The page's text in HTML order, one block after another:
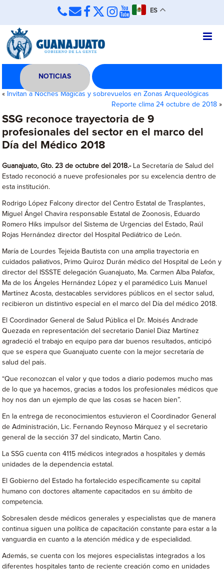
ES
NOTICIAS
« Invitan a Noches Mágicas y sobrevuelos en Zonas Arqueológicas
Reporte clima 24 octubre de 2018»
SSG reconoce trayectoria de 9
profesionales del sector en el marco del
Día del Médico 2018
Guanajuato, Gto. 23 de octubre del 2018.- La Secretaría de Salud del
Estado reconoció a nueve profesionales por su excelencia dentro de
esta institución.
Rodrigo López Falcony director del Centro Estatal de Trasplantes,
Miguel Ángel Chavira responsable Estatal de Zoonosis, Eduardo
Romero Hiks impulsor del Sistema de Urgencias del Estado, Raúl
Rojas Hernández director del Hospital Pediátrico de León.
María de Lourdes Tejeida Bautista con una amplia trayectoria en
cuidados paliativos, Primo Quiroz Durán médico del Hospital de León y
director del ISSSTE delegación Guanajuato, Ma. Carmen Alba Palafox,
Ma de los Ángeles Hernández López y el paramédico Luis Manuel
Martínez Acosta, destacables servidores públicos en el sector salud,
recibieron un distintivo especial en el marco del Día del médico 2018.
El Coordinador General de Salud Pública el Dr. Moisés Andrade
Quezada en representación del secretario Daniel Diaz Martínez
agradeció el trabajo en equipo para dar buenos resultados, anticipó
que se espera que Guanajuato cuente con la mejor secretaría de
salud del país.
“Que reconozcan el valor y que todos a diario podemos mucho mas
de lo que ya hacemos, gracias a todos los profesionales médicos que
hoy nos dan un ejemplo de que las cosas se hacen bien”.
En la entrega de reconocimientos estuvieron el Coordinador General
de Administración, Lic. Fernando Reynoso Márquez y el secretario
general de la sección 37 del sindicato, Martin Cano.
La SSG cuenta con 4115 médicos integrados a hospitales y demás
unidades de la dependencia estatal.
El Gobierno del Estado ha fortalecido específicamente su capital
humano con doctores altamente capacitados en su ámbito de
competencia.
Sobresalen desde médicos generales y especialistas que de manera
continua siguen una política de capacitación constante para estar a la
vanguardia en cuanto a la atención médica y de especialidad.
Además, se cuenta con los mejores especialistas integrados a los
diferentes hospitales tanto de reciente creación como en unidades